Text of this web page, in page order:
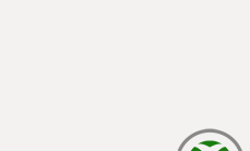
يتم الآن التحميل